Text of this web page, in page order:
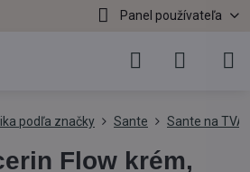
Panel používateľa
podľa značky Sante Sante na
Flow krém,